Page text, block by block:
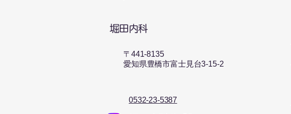
​堀田内科
〒441-8135​
愛知県豊橋市富士見台3-15-2
​0532-23-5387